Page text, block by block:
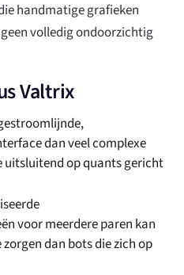
handmatige grafieken
volledig ondoorzichtig
Valtrix
dan veel complexe
uitsluitend op quants gericht
voor meerdere paren kan
dan bots die zich op